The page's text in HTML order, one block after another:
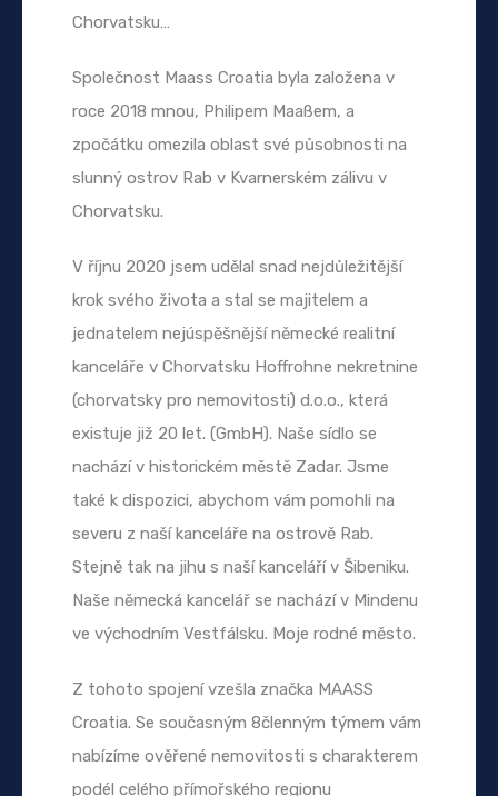
Chorvatsku…
Společnost Maass Croatia byla založena v
roce 2018 mnou, Philipem Maaßem, a
zpočátku omezila oblast své působnosti na
slunný ostrov Rab v Kvarnerském zálivu v
Chorvatsku.
V říjnu 2020 jsem udělal snad nejdůležitější
krok svého života a stal se majitelem a
jednatelem nejúspěšnější německé realitní
kanceláře v Chorvatsku Hoffrohne nekretnine
(chorvatsky pro nemovitosti) d.o.o., která
existuje již 20 let. (GmbH). Naše sídlo se
nachází v historickém městě Zadar. Jsme
také k dispozici, abychom vám pomohli na
severu z naší kanceláře na ostrově Rab.
Stejně tak na jihu s naší kanceláří v Šibeniku.
Naše německá kancelář se nachází v Mindenu
ve východním Vestfálsku. Moje rodné město.
Z tohoto spojení vzešla značka MAASS
Croatia. Se současným 8členným týmem vám
nabízíme ověřené nemovitosti s charakterem
podél celého přímořského regionu